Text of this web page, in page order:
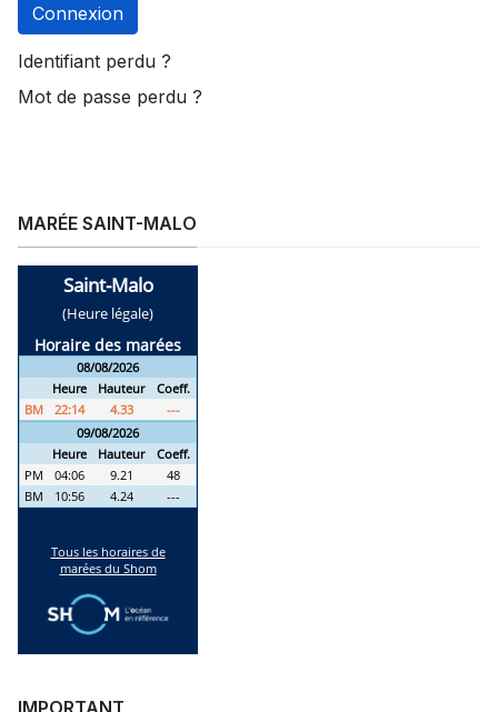
Connexion
Identifiant perdu ?
Mot de passe perdu ?
MARÉE SAINT-MALO
IMPORTANT